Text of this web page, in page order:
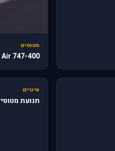
מטוסים
747-400 Pashoshko Air
🔥 610
סינרים
תנועת מטוסי AI על בסיס skAI 2.3